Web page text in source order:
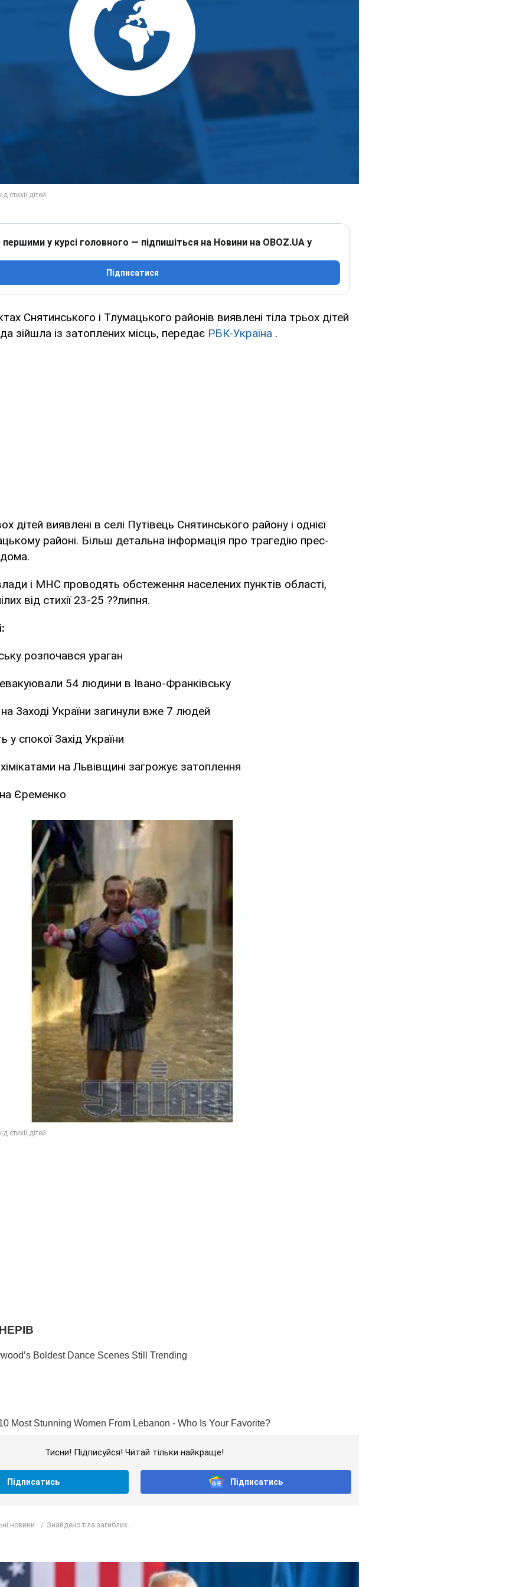
першими у курсі головного — підпишіться на Новини на OBOZ.UA у
Підписатися
Снятинського і Тлумацького районів виявлені тіла трьох дітей
зійшла із затоплених місць, передає РБК-Україна .
дітей виявлені в селі Путівець Снятинського району і однієї
районі. Більш детальна інформація про трагедію прес-
і МНС проводять обстеження населених пунктів області,
від стихії 23-25 ??липня.
розпочався ураган
54 людини в Івано-Франківську
на Заході України загинули вже 7 людей
у спокої Захід України
на Львівщині загрожує затоплення
Єременко